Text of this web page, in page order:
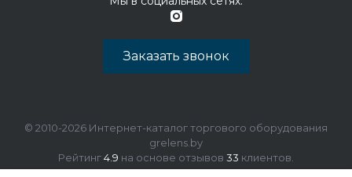
Заказать звонок
© 2010-2026 Интернет-каталог торгового оборудования
grelens.by
Рейтинг4.9 на основе отзывов 33 клиентов.